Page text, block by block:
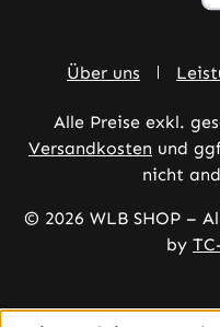
Über uns
Alle Preise exkl.
Versandkosten und
nicht
© 2026 WLB SHOP –
by